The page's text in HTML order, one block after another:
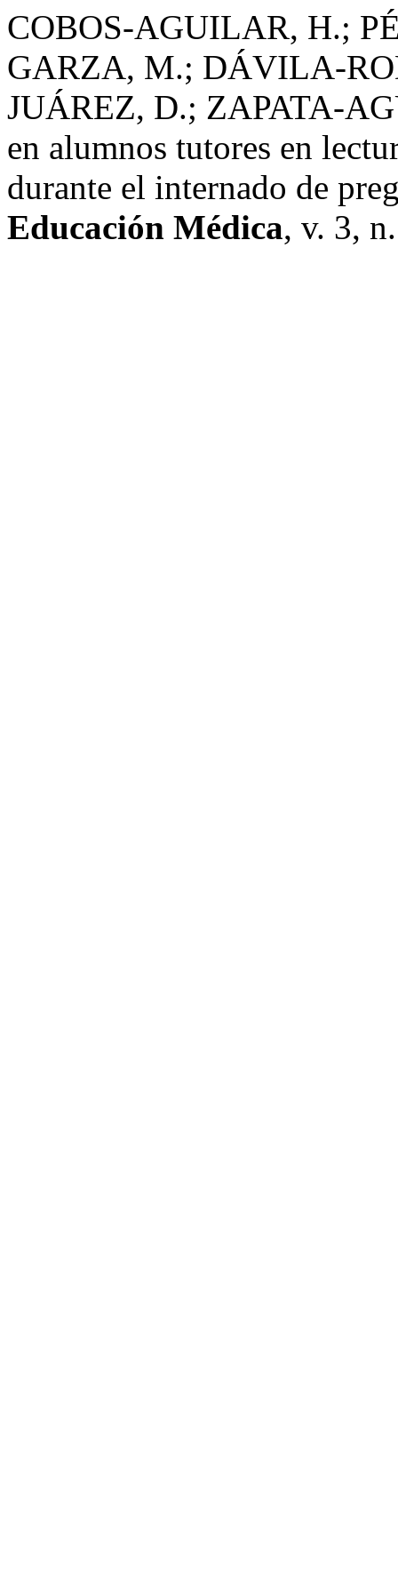
COBOS-AGUILAR, H.;
GARZA, M.; DÁVILA-
JUÁREZ, D.; ZAPATA-
en alumnos tutores en
durante el internado de
Educación Médica, v. 3,